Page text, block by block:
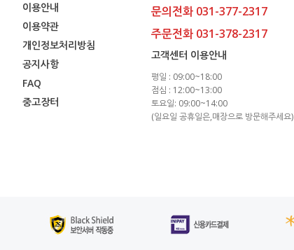
이용안내
이용약관
개인정보처리방침
공지사항
FAQ
중고장터
문의전화 031-377-2317
주문전화 031-378-2317
고객센터 이용안내
평일 : 09:00~18:00
점심 : 12:00~13:00
토요일: 09:00~14:00
(일요일 공휴일은,매장으로 방문해주세요)